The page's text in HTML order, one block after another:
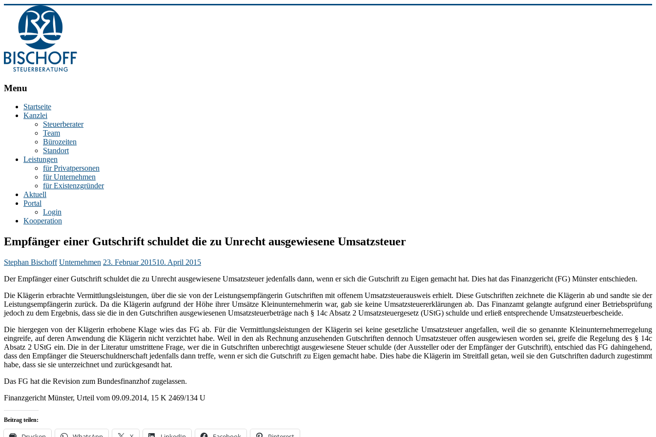
BISCHOFF
Stephan
Steuerberater
Essen
Menu
Startseite
Kanzlei
Steuerberater
Team
Bürozeiten
Standort
Leistungen
für Privatpersonen
für Unternehmen
für Existenzgründer
Aktuell
Portal
Login
Kooperation
Empfänger einer Gutschrift schuldet die zu Unrecht ausgewiesene Umsatzsteuer
Stephan Bischoff Unternehmen 23. Februar 201510. April 2015
Der Empfänger einer Gutschrift schuldet die zu Unrecht ausgewiesene Umsatzsteuer jedenfalls dann, wenn er sich die Gutschrift zu Eigen gemacht hat. Dies hat das Finanzgericht (FG) Münster entschieden.
Die Klägerin erbrachte Vermittlungsleistungen, über die sie von der Leistungsempfängerin Gutschriften mit offenem Umsatzsteuerausweis erhielt. Diese Gutschriften zeichnete die Klägerin ab und sandte sie der
Leistungsempfängerin zurück. Da die Klägerin aufgrund der Höhe ihrer Umsätze Kleinunternehmerin war, gab sie keine Umsatzsteuererklärungen ab. Das Finanzamt gelangte aufgrund einer Betriebsprüfung
jedoch zu dem Ergebnis, dass sie die in den Gutschriften ausgewiesenen Umsatzsteuerbeträge nach § 14c Absatz 2 Umsatzsteuergesetz (UStG) schulde und erließ entsprechende Umsatzsteuerbescheide.
Die hiergegen von der Klägerin erhobene Klage wies das FG ab. Für die Vermittlungsleistungen der Klägerin sei keine gesetzliche Umsatzsteuer angefallen, weil die so genannte Kleinunternehmerregelung
eingreife, auf deren Anwendung die Klägerin nicht verzichtet habe. Weil in den als Rechnung anzusehenden Gutschriften dennoch Umsatzsteuer offen ausgewiesen worden sei, greife die Regelung des § 14c
Absatz 2 UStG ein. Die in der Literatur umstrittene Frage, wer die in Gutschriften unberechtigt ausgewiesene Steuer schulde (der Aussteller oder der Empfänger der Gutschrift), entschied das FG dahingehend,
dass den Empfänger die Steuerschuldnerschaft jedenfalls dann treffe, wenn er sich die Gutschrift zu Eigen gemacht habe. Dies habe die Klägerin im Streitfall getan, weil sie den Gutschriften dadurch zugestimmt
habe, dass sie sie unterzeichnet und zurückgesandt hat.
Das FG hat die Revision zum Bundesfinanzhof zugelassen.
Finanzgericht Münster, Urteil vom 09.09.2014, 15 K 2469/134 U
Beitrag teilen: